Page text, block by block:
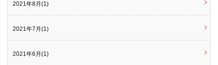
2021年8月(1)
2021年7月(1)
2021年6月(1)